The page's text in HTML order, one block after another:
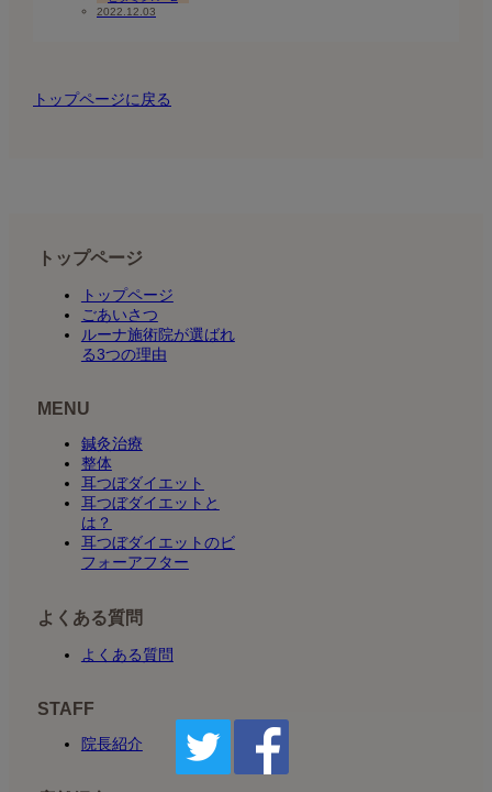
2022.12.03
トップページに戻る
トップページ
トップページ
ごあいさつ
ルーナ施術院が選ばれ
る3つの理由
MENU
鍼灸治療
整体
耳つぼダイエット
耳つぼダイエットと
は？
耳つぼダイエットのビ
フォーアフター
よくある質問
よくある質問
STAFF
院長紹介